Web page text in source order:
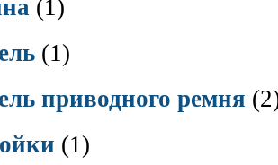
(1)
(1)
приводного ремня
(1)